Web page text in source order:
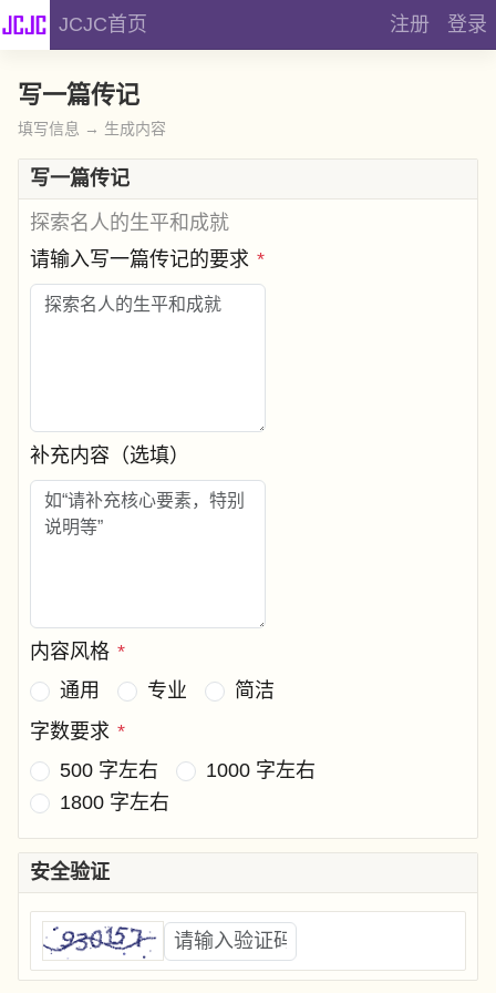
JCJC首页 注册 登录
写一篇传记
填写信息 → 生成内容
写一篇传记
探索名人的生平和成就
请输入写一篇传记的要求 *
补充内容（选填）
内容风格 *
通用
专业
简洁
字数要求 *
500 字左右
1000 字左右
1800 字左右
安全验证